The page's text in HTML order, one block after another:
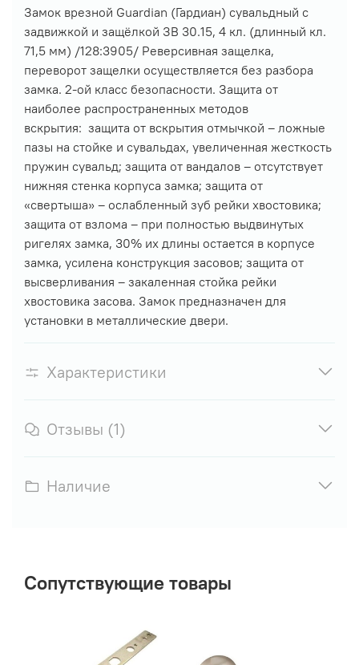
Замок врезной Guardian (Гардиан) сувальдный с
задвижкой и защёлкой ЗВ 30.15, 4 кл. (длинный кл.
71,5 мм) /128:3905/ Реверсивная защелка,
переворот защелки осуществляется без разбора
замка. 2-ой класс безопасности. Защита от
наиболее распространенных методов
вскрытия: защита от вскрытия отмычкой – ложные
пазы на стойке и сувальдах, увеличенная жесткость
пружин сувальд; защита от вандалов – отсутствует
нижняя стенка корпуса замка; защита от
«свертыша» – ослабленный зуб рейки хвостовика;
защита от взлома – при полностью выдвинутых
ригелях замка, 30% их длины остается в корпусе
замка, усилена конструкция засовов; защита от
высверливания – закаленная стойка рейки
хвостовика засова. Замок предназначен для
установки в металлические двери.
Характеристики
Отзывы (1)
Наличие
Сопутствующие товары